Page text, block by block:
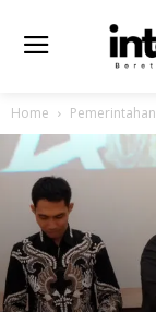
Home Pemerintahan